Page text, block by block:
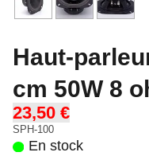
Haut-
cm 50W 8
23,50 €
SPH-100
En stock